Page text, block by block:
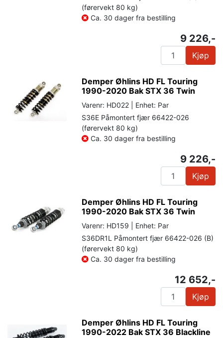
(førervekt 80 kg)
Ca. 30 dager fra bestilling
9 226,-
Kjøp
Demper Øhlins HD FL Touring
1990-2020 Bak STX 36 Twin
Varenr: HD022 | Enhet: Par
S36E Påmontert fjær 66422-026
(førervekt 80 kg)
Ca. 30 dager fra bestilling
9 226,-
Kjøp
Demper Øhlins HD FL Touring
1990-2020 Bak STX 36 Twin
Varenr: HD159 | Enhet: Par
S36DR1L Påmontert fjær 66422-026 (B)
(førervekt 80 kg)
Ca. 30 dager fra bestilling
12 652,-
Kjøp
Demper Øhlins HD FL Touring
1990-2022 Bak STX 36 Blackline